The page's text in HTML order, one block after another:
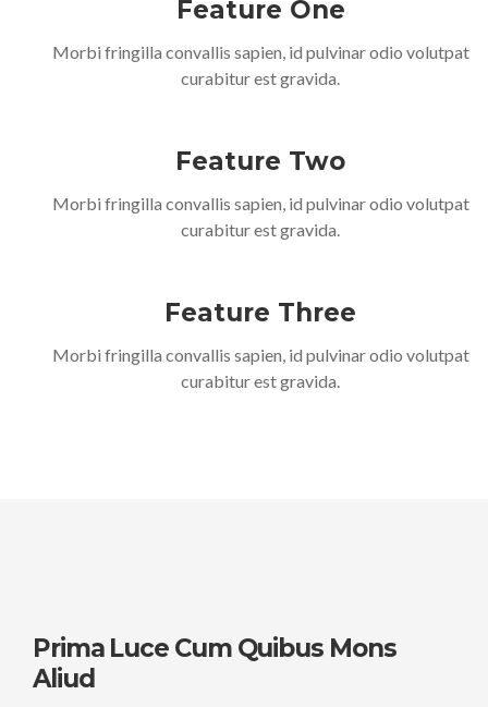
Feature One
Morbi fringilla convallis sapien, id pulvinar odio volutpat
curabitur est gravida.
Feature Two
Morbi fringilla convallis sapien, id pulvinar odio volutpat
curabitur est gravida.
Feature Three
Morbi fringilla convallis sapien, id pulvinar odio volutpat
curabitur est gravida.
Prima Luce Cum Quibus Mons
Aliud